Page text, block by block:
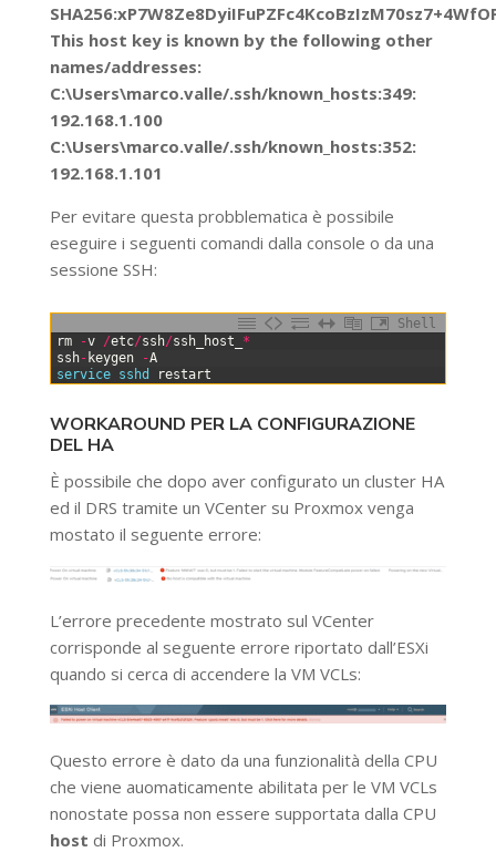
This host key is known by the following other
names/addresses:
C:\Users\marco.valle/.ssh/known_hosts:349:
192.168.1.100
C:\Users\marco.valle/.ssh/known_hosts:352:
192.168.1.101
Per evitare questa probblematica è possibile
eseguire i seguenti comandi dalla console o da una
sessione SSH:
Shell
rm -v /etc/ssh/ssh_host_ *
ssh- keygen -A
service sshd restart
WORKAROUND PER LA CONFIGURAZIONE
DEL HA
È possibile che dopo aver configurato un cluster HA
ed il DRS tramite un VCenter su Proxmox venga
mostato il seguente errore:
L’errore precedente mostrato sul VCenter
corrisponde al seguente errore riportato dall’ESXi
quando si cerca di accendere la VM VCLs:
Questo errore è dato da una funzionalità della CPU
che viene auomaticamente abilitata per le VM VCLs
nonostate possa non essere supportata dalla CPU
host di Proxmox.